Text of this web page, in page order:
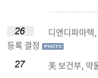
디앤디파마텍
등록 결정
美 보건부, 약